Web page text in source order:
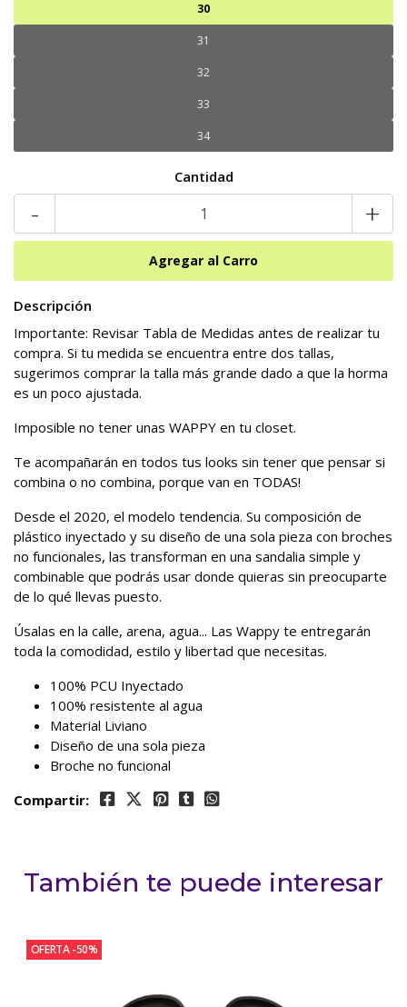
30
31
32
33
34
Cantidad
- +
Descripción
Importante: Revisar Tabla de Medidas antes de realizar tu
compra. Si tu medida se encuentra entre dos tallas,
sugerimos comprar la talla más grande dado a que la horma
es un poco ajustada.
Imposible no tener unas WAPPY en tu closet.
Te acompañarán en todos tus looks sin tener que pensar si
combina o no combina, porque van en TODAS!
Desde el 2020, el modelo tendencia. Su composición de
plástico inyectado y su diseño de una sola pieza con broches
no funcionales, las transforman en una sandalia simple y
combinable que podrás usar donde quieras sin preocuparte
de lo qué llevas puesto.
Úsalas en la calle, arena, agua... Las Wappy te entregarán
toda la comodidad, estilo y libertad que necesitas.
100% PCU Inyectado
100% resistente al agua
Material Liviano
Diseño de una sola pieza
Broche no funcional
Compartir:
También te puede interesar
OFERTA -50%